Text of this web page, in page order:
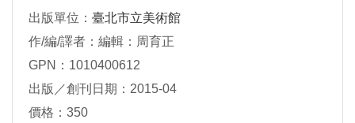
出版單位： 臺北市立美術館
作/編/譯者：編輯：周育正
GPN：1010400612
出版／創刊日期：2015-04
價格：350